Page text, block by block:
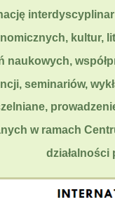
kultur,
naukowych,
seminariów,
w ramach
działalności